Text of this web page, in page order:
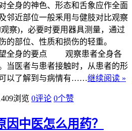
全身的神色、形态和舌象应作全面
邻近部位一般釆用与健肢对比观察
察)，必要时要用器具测量，通过
的部位、性质和损伤的轻重。
全身的要点 观察患者全身各
当医者与患者接触时，从患者的形
以了解到与病情有……继续阅读 »
浏览 0评论 0个赞
中医怎么用药？